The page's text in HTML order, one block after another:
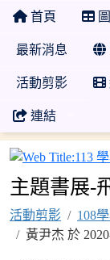
首頁
最新消息
活動剪影
連結
主題書展-
活動剪影
108
黃尹杰 於